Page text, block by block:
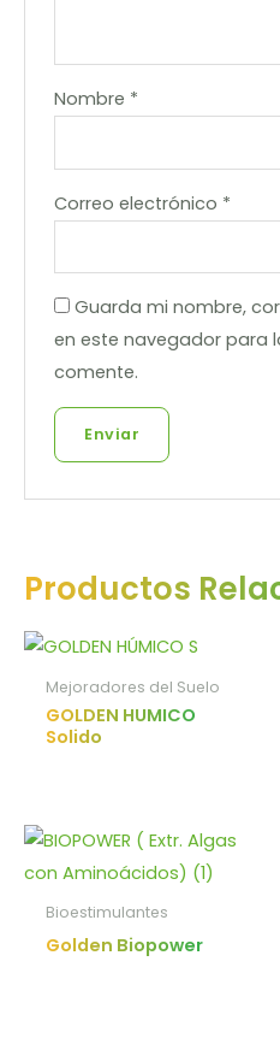
Nombre *
Correo electrónico *
Guarda mi nombre,
en este navegador para
comente.
Productos
Mejoradores del Suelo
GOLDEN HUMICO
Solido
Bioestimulantes
Golden Biopower